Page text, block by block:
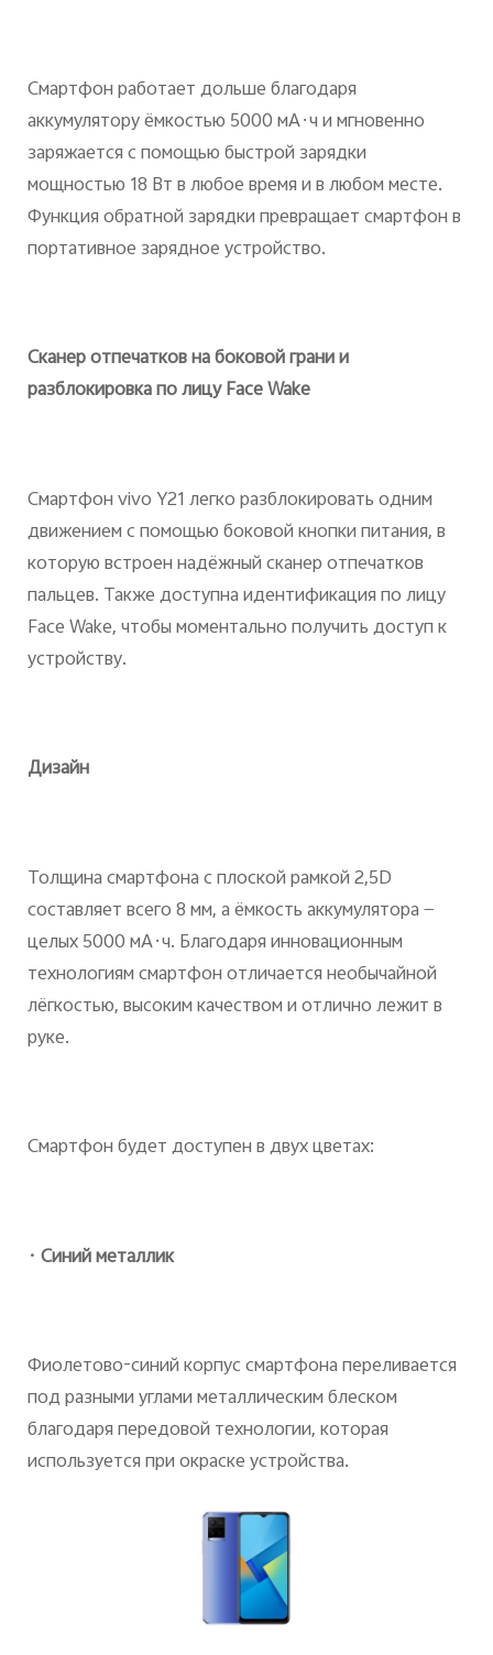
Смартфон работает дольше благодаря
аккумулятору ёмкостью 5000 мА·ч и мгновенно
заряжается с помощью быстрой зарядки
мощностью 18 Вт в любое время и в любом месте.
Функция обратной зарядки превращает смартфон в
портативное зарядное устройство.
Сканер отпечатков на боковой грани и
разблокировка по лицу Face Wake
Смартфон vivo Y21 легко разблокировать одним
движением с помощью боковой кнопки питания, в
которую встроен надёжный сканер отпечатков
пальцев. Также доступна идентификация по лицу
Face Wake, чтобы моментально получить доступ к
устройству.
Дизайн
Толщина смартфона с плоской рамкой 2,5D
составляет всего 8 мм, а ёмкость аккумулятора —
целых 5000 мА·ч. Благодаря инновационным
технологиям смартфон отличается необычайной
лёгкостью, высоким качеством и отлично лежит в
руке.
Смартфон будет доступен в двух цветах:
· Синий металлик
Фиолетово-синий корпус смартфона переливается
под разными углами металлическим блеском
благодаря передовой технологии, которая
используется при окраске устройства.